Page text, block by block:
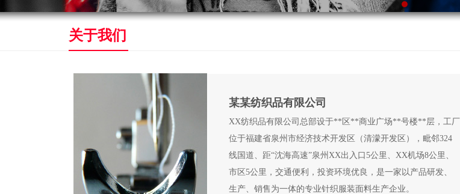
关于我们
某某纺织品有限公司
XX纺织品有限公司总部设于**区**商业广场**号楼**层，工厂
位于福建省泉州市经济技术开发区（清濛开发区），毗邻324
线国道、距“沈海高速”泉州XX出入口5公里、XX机场8公里、
市区5公里，交通便利，投资环境优良，是一家以产品研发、
生产、销售为一体的专业针织服装面料生产企业。